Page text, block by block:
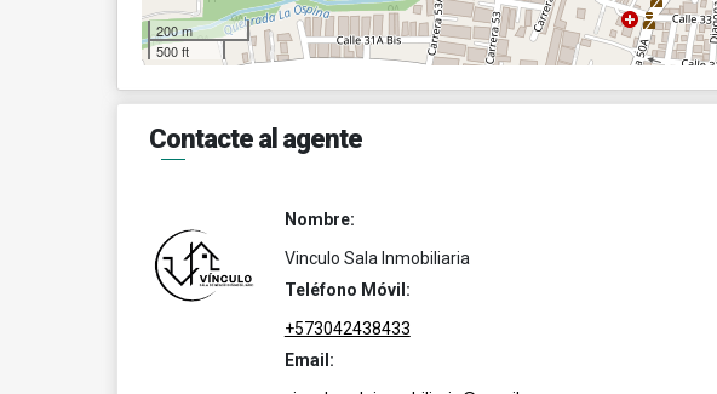
200 m
500 ft
Contacte al agente
Nombre:
Vinculo Sala Inmobiliaria
Teléfono Móvil:
+573042438433
Email: